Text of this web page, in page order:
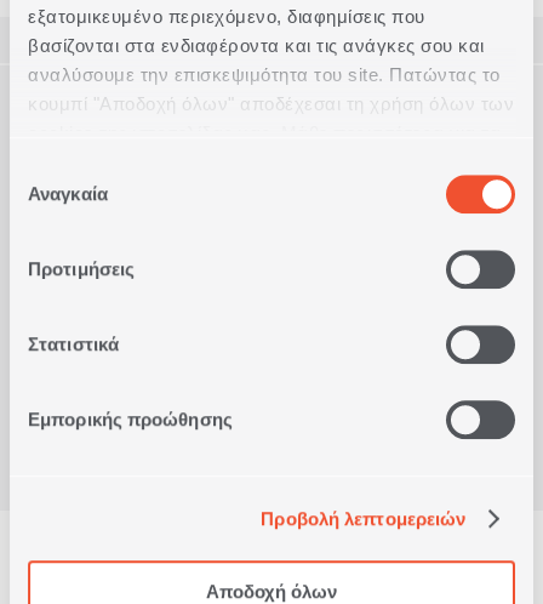
εξατομικευμένο περιεχόμενο, διαφημίσεις που
βασίζονται στα ενδιαφέροντα και τις ανάγκες σου και
αναλύσουμε την επισκεψιμότητα του site. Πατώντας το
κουμπί "Αποδοχή όλων" αποδέχεσαι τη χρήση όλων των
"Προσαρμογή".
συγκατάθεσης
Αναγκαία
Προτιμήσεις
Στατιστικά
Εμπορικής προώθησης
Προβολή λεπτομερειών
Αποδοχή όλων
ΠΕΡΙΓΡΑΦΗ
Μεταλλικό καλάθι με ξύλινη λαβή. Κατάλληλο για να
ΤΕΧΝΙΚΑ ΧΑΡΑΚΤΗΡΙΣΤΙΚΑ
Δωρεάν Παραλαβή
από κατάστημα